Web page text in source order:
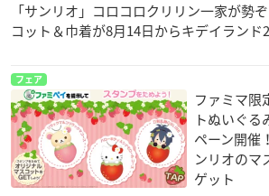
「サンリオ」コロコロクリリン一家が勢
コット＆巾着が8月14日からキデイランド
フェア
ファミマ限
トぬいぐ
ペーン開催
ンリオのマ
ゲット